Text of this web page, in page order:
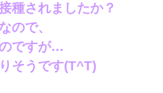
種されましたか？
ので、
ですが…
そうです(T^T)